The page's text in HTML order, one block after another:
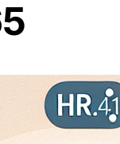
del
in risposta ad
le visite e fonti di
a sapere quali sono